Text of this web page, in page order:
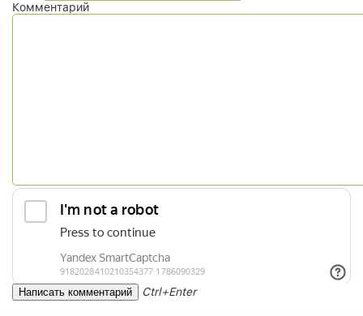
Комментарий
Ctrl+Enter